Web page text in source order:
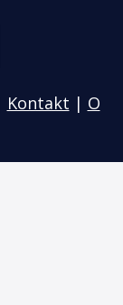
Kontakt | O